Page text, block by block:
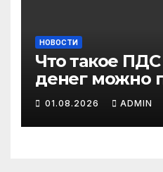
НОВОСТИ
Что такое
денег можно
государства?
01.08.2026 ADMIN